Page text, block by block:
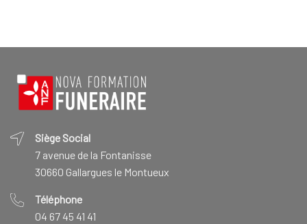
Siège Social
7 avenue de la Fontanisse
30660 Gallargues le Montueux
Téléphone
04 67 45 41 41